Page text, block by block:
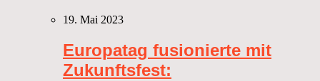
19. Mai 2023
Europatag fusionierte mit
Zukunftsfest: